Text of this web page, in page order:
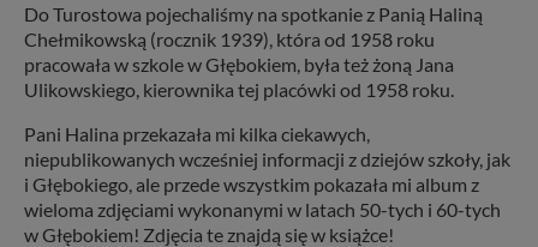
Do Turostowa pojechaliśmy na spotkanie z Panią Haliną
Chełmikowską (rocznik 1939), która od 1958 roku
pracowała w szkole w Głębokiem, była też żoną Jana
Ulikowskiego, kierownika tej placówki od 1958 roku.
Pani Halina przekazała mi kilka ciekawych,
niepublikowanych wcześniej informacji z dziejów szkoły, jak
i Głębokiego, ale przede wszystkim pokazała mi album z
wieloma zdjęciami wykonanymi w latach 50-tych i 60-tych
w Głębokiem! Zdjęcia te znajdą się w książce!